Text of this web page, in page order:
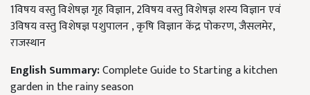
1विषय वस्तु विशेषज्ञ गृह विज्ञान, 2विषय वस्तु विशेषज्ञ शस्य विज्ञान एवं
3विषय वस्तु विशेषज्ञ पशुपालन , कृषि विज्ञान केंद्र पोकरण, जैसलमेर,
राजस्थान
English Summary:Complete Guide to Starting a kitchen
garden in the rainy season